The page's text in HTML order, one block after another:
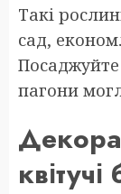
Такі
сад,
пагони